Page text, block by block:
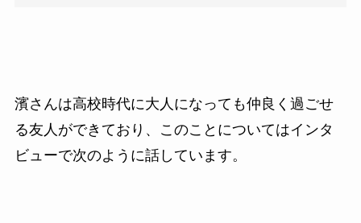
濱さんは高校時代に大人になっても仲良く過ごせ
る友人ができており、このことについてはインタ
ビューで次のように話しています。